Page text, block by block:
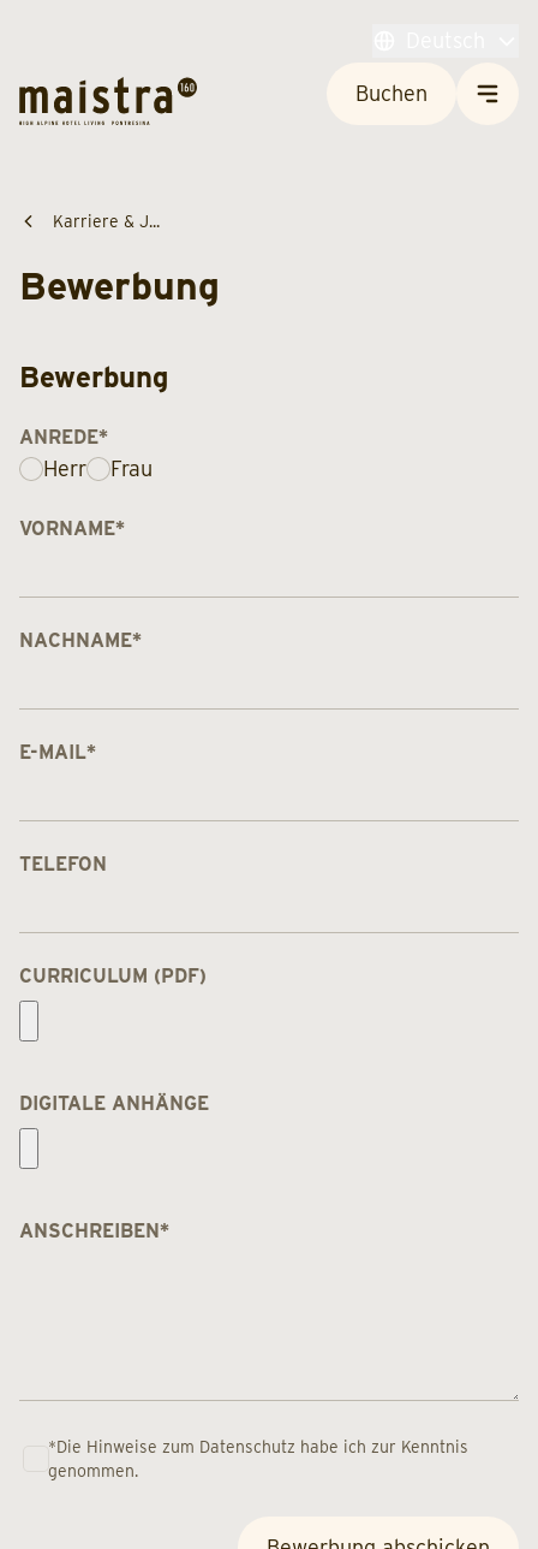
Buchen
Karriere & J...
Bewerbung
Bewerbung
ANREDE*
Herr Frau
VORNAME*
NACHNAME*
E-MAIL*
TELEFON
CURRICULUM (PDF)
DIGITALE ANHÄNGE
ANSCHREIBEN*
*Die Hinweise zum Datenschutz habe ich zur Kenntnis
genommen.